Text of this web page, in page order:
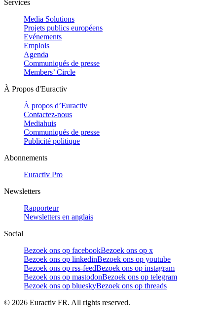
Services
Media Solutions
Projets publics européens
Evénements
Emplois
Agenda
Communiqués de presse
Members’ Circle
À Propos d'Euractiv
À propos d’Euractiv
Contactez-nous
Mediahuis
Communiqués de presse
Publicité politique
Abonnements
Euractiv Pro
Newsletters
Rapporteur
Newsletters en anglais
Social
Bezoek ons op facebookBezoek ons op x
Bezoek ons op linkedinBezoek ons op youtube
Bezoek ons op rss-feedBezoek ons op instagram
Bezoek ons op mastodonBezoek ons op telegram
Bezoek ons op blueskyBezoek ons op threads
© 2026 Euractiv FR. All rights reserved.